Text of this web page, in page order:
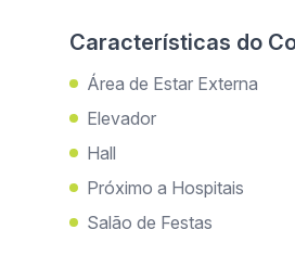
Características do
Área de Estar Externa
Elevador
Hall
Próximo a Hospitais
Salão de Festas